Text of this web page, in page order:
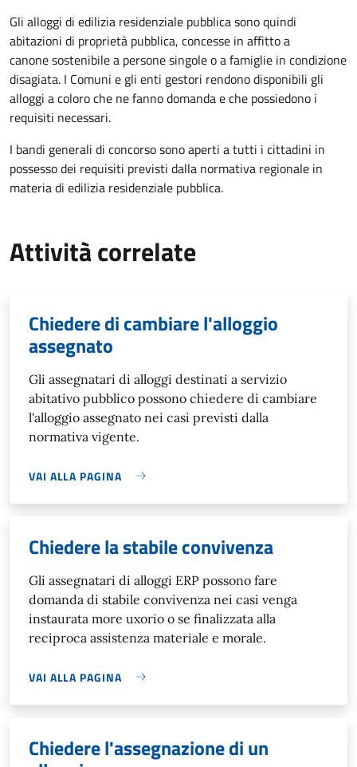
Gli alloggi di edilizia residenziale pubblica sono quindi
abitazioni di proprietà pubblica, concesse in affitto a
canone sostenibile a persone singole o a famiglie in condizione
disagiata. I Comuni e gli enti gestori rendono disponibili gli
alloggi a coloro che ne fanno domanda e che possiedono i
requisiti necessari.
I bandi generali di concorso sono aperti a tutti i cittadini in
possesso dei requisiti previsti dalla normativa regionale in
materia di edilizia residenziale pubblica.
Attività correlate
Chiedere di cambiare l'alloggio
assegnato
Gli assegnatari di alloggi destinati a servizio
abitativo pubblico possono chiedere di cambiare
l'alloggio assegnato nei casi previsti dalla
normativa vigente.
VAI ALLA PAGINA
Chiedere la stabile convivenza
Gli assegnatari di alloggi ERP possono fare
domanda di stabile convivenza nei casi venga
instaurata more uxorio o se finalizzata alla
reciproca assistenza materiale e morale.
VAI ALLA PAGINA
Chiedere l'assegnazione di un